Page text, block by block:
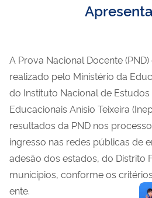
A Prova Nacional Docente
realizado pelo Ministério da
do Instituto Nacional de Estudos
Educacionais Anísio Teixeira
resultados da PND nos
ingresso nas redes públicas de
adesão dos estados, do Distrito
municípios, conforme os
ente.